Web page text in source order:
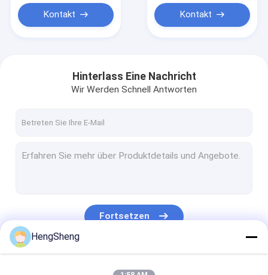
Kontakt Kontakt
Hinterlass Eine Nachricht
Wir Werden Schnell Antworten
Fortsetzen
HengSheng